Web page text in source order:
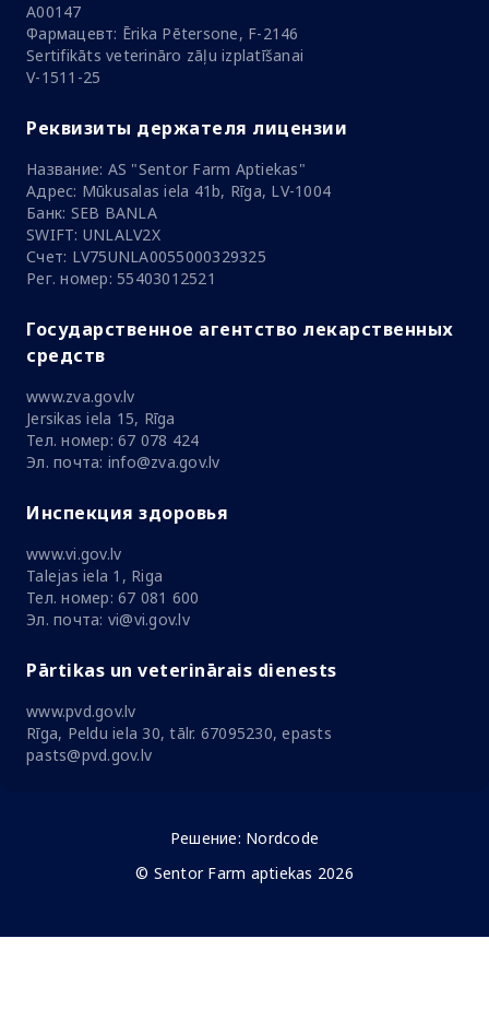
A00147
Фармацевт: Ērika Pētersone, F-2146
Sertifikāts veterināro zāļu izplatīšanai
V-1511-25
Реквизиты держателя лицензии
Название: AS "Sentor Farm Aptiekas"
Адрес: Mūkusalas iela 41b, Rīga, LV-1004
Банк: SEB BANLA
SWIFT: UNLALV2X
Счет: LV75UNLA0055000329325
Рег. номер: 55403012521
Государственное агентство лекарственных
средств
www.zva.gov.lv
Jersikas iela 15, Rīga
Тел. номер: 67 078 424
Эл. почта: info@zva.gov.lv
Инспекция здоровья
www.vi.gov.lv
Talejas iela 1, Riga
Тел. номер: 67 081 600
Эл. почта: vi@vi.gov.lv
Pārtikas un veterinārais dienests
www.pvd.gov.lv
Rīga, Peldu iela 30, tālr. 67095230, epasts
pasts@pvd.gov.lv
Решение: Nordcode
© Sentor Farm aptiekas 2026